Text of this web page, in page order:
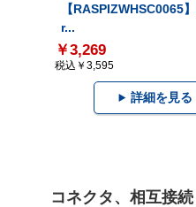
【RASPIZWHSC0065
r...
￥3,269
税込￥3,595
詳細を見る
コネクタ、相互接